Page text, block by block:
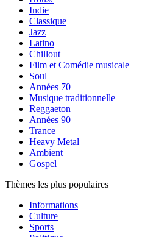
Indie
Classique
Jazz
Latino
Chillout
Film et Comédie musicale
Soul
Années 70
Musique traditionnelle
Reggaeton
Années 90
Trance
Heavy Metal
Ambient
Gospel
Thèmes les plus populaires
Informations
Culture
Sports